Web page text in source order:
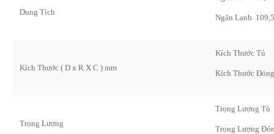
Dung Tích
Ngăn Lạnh 109,5
Kích Thước ( D x R X C ) mm
Kích
Kích Thước
Trọng Lượng
Trọng
Trọng Lượng